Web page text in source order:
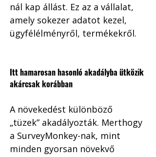
nál kap állást. Ez az a vállalat,
amely sokezer adatot kezel,
ügyfélélményről, termékekről.
Itt hamarosan hasonló akadályba ütközik
akárcsak korábban
A növekedést különböző
„tüzek” akadályozták. Merthogy
a SurveyMonkey-nak, mint
minden gyorsan növekvő